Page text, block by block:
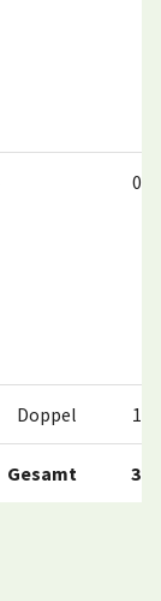
0:1
Doppel 1:1
Gesamt 3:3